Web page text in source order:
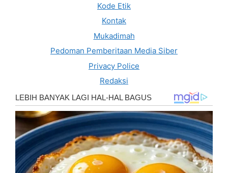
Kode Etik
Kontak
Mukadimah
Pedoman Pemberitaan Media Siber
Privacy Police
Redaksi